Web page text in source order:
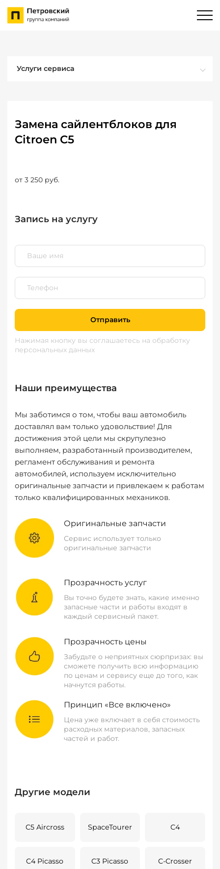
Услуги сервиса
Замена сайлентблоков для
Citroen C5
от 3 250 руб.
Запись на услугу
Отправить
Нажимая кнопку вы соглашаетесь на обработку
персональных данных
Наши преимущества
Мы заботимся о том, чтобы ваш автомобиль
доставлял вам только удовольствие! Для
достижения этой цели мы скрупулезно
выполняем, разработанный производителем,
регламент обслуживания и ремонта
автомобилей, используем исключительно
оригинальные запчасти и привлекаем к работам
только квалифицированных механиков.
Оригинальные запчасти
Сервис использует только
оригинальные запчасти
Прозрачность услуг
Вы точно будете знать, какие именно
запасные части и работы входят в
каждый сервисный пакет.
Прозрачность цены
Забудьте о неприятных сюрпризах: вы
сможете получить всю информацию
по ценам и сервису еще до того, как
начнутся работы.
Принцип «Все включено»
Цена уже включает в себя стоимость
расходных материалов, запасных
частей и работ.
Другие модели
C5 Aircross SpaceTourer C4
C4 Picasso C3 Picasso C-Crosser